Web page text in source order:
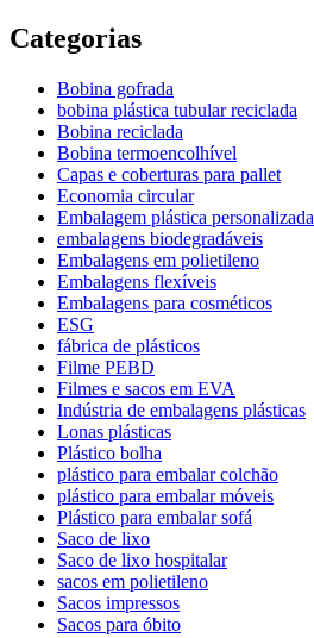
Categorias
Bobina gofrada
bobina plástica tubular reciclada
Bobina reciclada
Bobina termoencolhível
Capas e coberturas para pallet
Economia circular
Embalagem plástica personalizada
embalagens biodegradáveis
Embalagens em polietileno
Embalagens flexíveis
Embalagens para cosméticos
ESG
fábrica de plásticos
Filme PEBD
Filmes e sacos em EVA
Indústria de embalagens plásticas
Lonas plásticas
Plástico bolha
plástico para embalar colchão
plástico para embalar móveis
Plástico para embalar sofá
Saco de lixo
Saco de lixo hospitalar
sacos em polietileno
Sacos impressos
Sacos para óbito